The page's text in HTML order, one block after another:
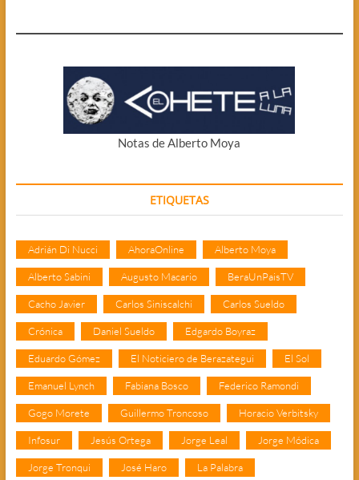
Notas de Alberto Moya
ETIQUETAS
Adrián Di Nucci AhoraOnline Alberto Moya
Alberto Sabini Augusto Macario BeraUnPaisTV
Cacho Javier Carlos Siniscalchi Carlos Sueldo
Crónica Daniel Sueldo Edgardo Boyraz
Eduardo Gómez El Noticiero de Berazategui El Sol
Emanuel Lynch Fabiana Bosco Federico Ramondi
Gogo Morete Guillermo Troncoso Horacio Verbitsky
Infosur Jesús Ortega Jorge Leal Jorge Módica
Jorge Tronqui José Haro La Palabra